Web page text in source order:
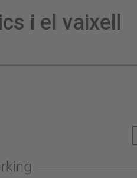
i el vaixell